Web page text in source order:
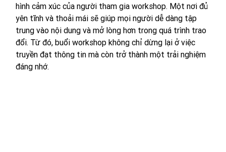
hình cảm xúc của người tham gia workshop. Một nơi đủ
yên tĩnh và thoải mái sẽ giúp mọi người dễ dàng tập
trung vào nội dung và mở lòng hơn trong quá trình trao
đổi. Từ đó, buổi workshop không chỉ dừng lại ở việc
truyền đạt thông tin mà còn trở thành một trải nghiệm
đáng nhớ.